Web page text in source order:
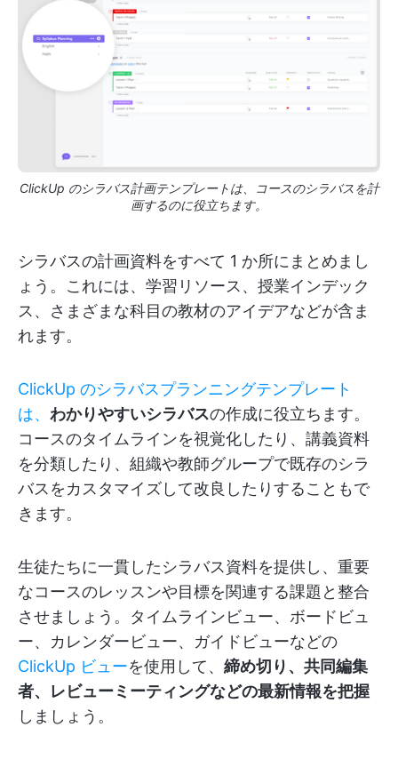
ClickUp のシラバス計画テンプレートは、コースのシラバスを計
画するのに役立ちます。
シラバスの計画資料をすべて 1 か所にまとめまし
ょう。これには、学習リソース、授業インデック
ス、さまざまな科目の教材のアイデアなどが含ま
れます。
ClickUp のシラバスプランニングテンプレート
は、 わかりやすいシラバスの作成に役立ちます。
コースのタイムラインを視覚化したり、講義資料
を分類したり、組織や教師グループで既存のシラ
バスをカスタマイズして改良したりすることもで
きます。
生徒たちに一貫したシラバス資料を提供し、重要
なコースのレッスンや目標を関連する課題と整合
させましょう。タイムラインビュー、ボードビュ
ー、カレンダービュー、ガイドビューなどの
ClickUp ビューを使用して、 締め切り、共同編集
者、レビューミーティングなどの最新情報を把握
しましょう。